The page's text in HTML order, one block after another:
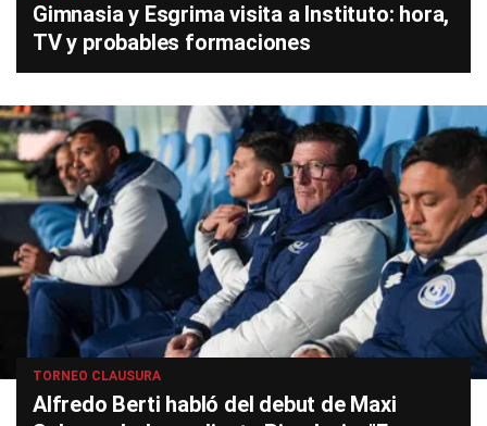
Gimnasia y Esgrima visita a Instituto: hora,
TV y probables formaciones
TORNEO CLAUSURA
Alfredo Berti habló del debut de Maxi